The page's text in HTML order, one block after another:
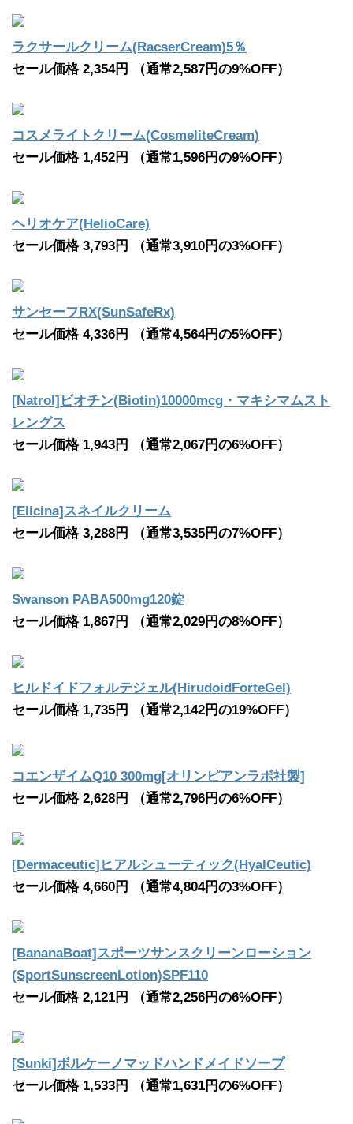
ラクサールクリーム(RacserCream)5％
セール価格 2,354円 （通常2,587円の9%OFF）
コスメライトクリーム(CosmeliteCream)
セール価格 1,452円 （通常1,596円の9%OFF）
ヘリオケア(HelioCare)
セール価格 3,793円 （通常3,910円の3%OFF）
サンセーフRX(SunSafeRx)
セール価格 4,336円 （通常4,564円の5%OFF）
[Natrol]ビオチン(Biotin)10000mcg・マキシマムスト
レングス
セール価格 1,943円 （通常2,067円の6%OFF）
[Elicina]スネイルクリーム
セール価格 3,288円 （通常3,535円の7%OFF）
Swanson PABA500mg120錠
セール価格 1,867円 （通常2,029円の8%OFF）
ヒルドイドフォルテジェル(HirudoidForteGel)
セール価格 1,735円 （通常2,142円の19%OFF）
コエンザイムQ10 300mg[オリンピアンラボ社製]
セール価格 2,628円 （通常2,796円の6%OFF）
[Dermaceutic]ヒアルシューティック(HyalCeutic)
セール価格 4,660円 （通常4,804円の3%OFF）
[BananaBoat]スポーツサンスクリーンローション
(SportSunscreenLotion)SPF110
セール価格 2,121円 （通常2,256円の6%OFF）
[Sunki]ボルケーノマッドハンドメイドソープ
セール価格 1,533円 （通常1,631円の6%OFF）